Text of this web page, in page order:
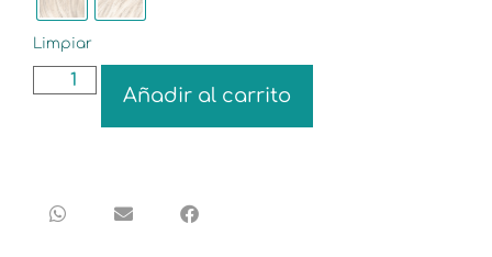
Limpiar
Añadir al carrito